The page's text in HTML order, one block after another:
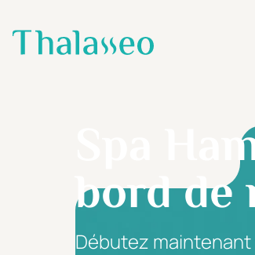
Aller au contenu principal
Spa
bord de
Débutez